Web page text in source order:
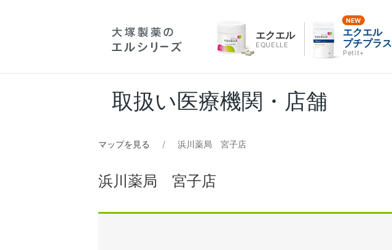
エクエル
EQUELLE
エクエル
プチプラス
Petit+
取扱い医療機関・店舗
マップを見る 浜川薬局 宮子店
浜川薬局 宮子店